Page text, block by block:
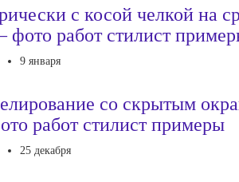
с косой челкой на
работ стилист
9 января
со скрытым
работ стилист примеры
25 декабря